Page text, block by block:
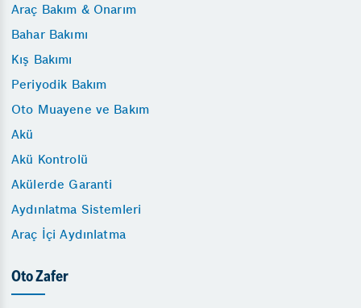
Araç Bakım & Onarım
Bahar Bakımı
Kış Bakımı
Periyodik Bakım
Oto Muayene ve Bakım
Akü
Akü Kontrolü
Akülerde Garanti
Aydınlatma Sistemleri
Araç İçi Aydınlatma
Oto Zafer